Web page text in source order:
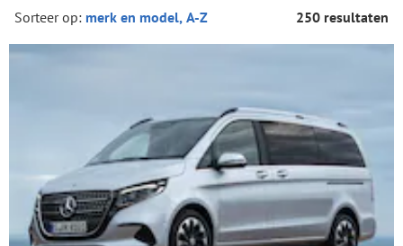
Sorteer op: 250 resultaten